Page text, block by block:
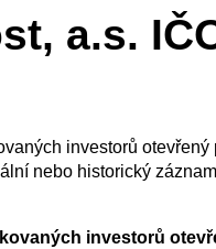
a.s.
investorů
nebo historický
investorů